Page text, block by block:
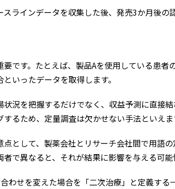
スラインデータを収集した後、発売3か月後
です。たとえば、製品Aを使用している患
いったデータを取得します。
状況を把握するだけでなく、収益予測に直接
るため、定量調査は欠かせない手法といえま
として、製薬会社とリサーチ会社間で用語
者で異なると、それが結果に影響を与える可能
わせを変えた場合を「二次治療」と定義す